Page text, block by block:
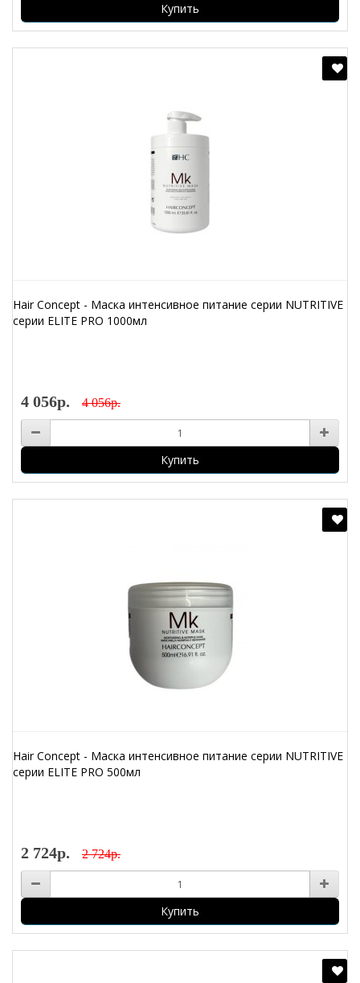
Купить
Hair Concept - Маска интенсивное питание серии NUTRITIVE
серии ELITE PRO 1000мл
4 056р. 4 056р.
Купить
Hair Concept - Маска интенсивное питание серии NUTRITIVE
серии ELITE PRO 500мл
2 724р. 2 724р.
Купить